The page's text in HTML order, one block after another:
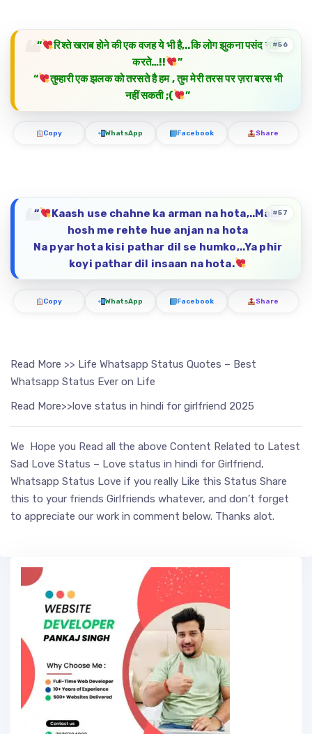
“
रिश्ते खराब होने की एक वजह ये भी है,..कि लोग झुकना पसंद नहीं
करते…!!
”
“
तुम्हारी एक झलक को तरसते है हम , तुम मेरी तरस पर ज़रा बरस भी
नहीं सकती ;(
”
#56
Copy WhatsApp Facebook Share
“
Kaash use chahne ka arman na hota,..Main
hosh me rehte hue anjan na hota
Na pyar hota kisi pathar dil se humko,..Ya phir
koyi pathar dil insaan na hota.
#57
Copy WhatsApp Facebook Share
Read More >> Life Whatsapp Status Quotes – Best
Whatsapp Status Ever on Life
Read More>>love status in hindi for girlfriend 2025
We Hope you Read all the above Content Related to Latest
Sad Love Status – Love status in hindi for Girlfriend,
Whatsapp Status Love if you really Like this Status Share
this to your friends Girlfriends whatever, and don’t forget
to appreciate our work in comment below. Thanks alot.